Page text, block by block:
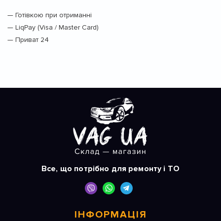
— Готівкою при отриманні
— LiqPay (Visa / Master Card)
— Приват 24
Все, що потрібно для ремонту і ТО
ІНФОРМАЦІЯ